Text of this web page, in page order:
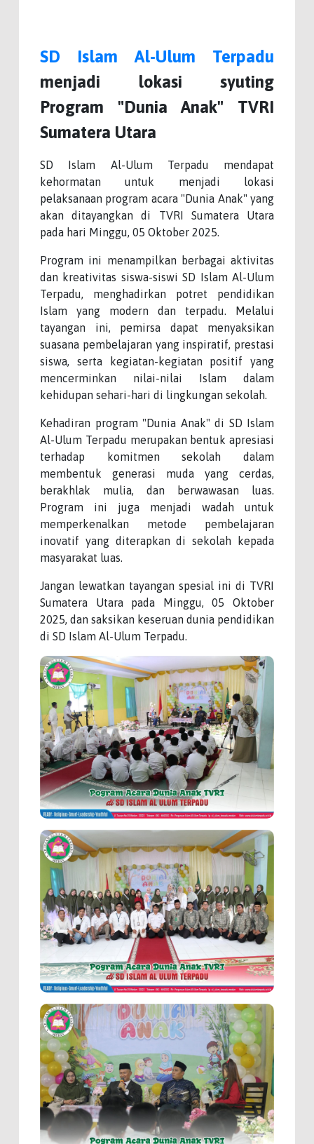
SD Islam Al-Ulum Terpadu
menjadi lokasi syuting
Program "Dunia Anak" TVRI
Sumatera Utara
SD Islam Al-Ulum Terpadu mendapat
kehormatan untuk menjadi lokasi
pelaksanaan program acara "Dunia Anak" yang
akan ditayangkan di TVRI Sumatera Utara
pada hari Minggu, 05 Oktober 2025.
Program ini menampilkan berbagai aktivitas
dan kreativitas siswa-siswi SD Islam Al-Ulum
Terpadu, menghadirkan potret pendidikan
Islam yang modern dan terpadu. Melalui
tayangan ini, pemirsa dapat menyaksikan
suasana pembelajaran yang inspiratif, prestasi
siswa, serta kegiatan-kegiatan positif yang
mencerminkan nilai-nilai Islam dalam
kehidupan sehari-hari di lingkungan sekolah.
Kehadiran program "Dunia Anak" di SD Islam
Al-Ulum Terpadu merupakan bentuk apresiasi
terhadap komitmen sekolah dalam
membentuk generasi muda yang cerdas,
berakhlak mulia, dan berwawasan luas.
Program ini juga menjadi wadah untuk
memperkenalkan metode pembelajaran
inovatif yang diterapkan di sekolah kepada
masyarakat luas.
Jangan lewatkan tayangan spesial ini di TVRI
Sumatera Utara pada Minggu, 05 Oktober
2025, dan saksikan keseruan dunia pendidikan
di SD Islam Al-Ulum Terpadu.